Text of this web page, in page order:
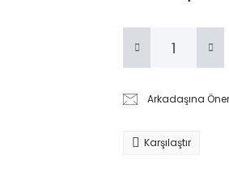
Arkadaşına Öner
Karşılaştır